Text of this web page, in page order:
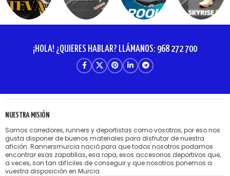
¡HOLA! ¿QUIERES HABLAR? LLÁMANOS: 968 272 700
NUESTRA MISIÓN
Somos corredores, runners y deportistas como vosotros, por eso nos
gusta disponer de buenos materiales para disfrutar de nuestra
afición. Rannersmurcia nació para que todos nosotros podamos
encontrar esas zapatillas, esa ropa, esos accesorios deportivos que,
a veces, son tan difíciles de conseguir y que nosotros ponemos a
vuestra disposición en Murcia.